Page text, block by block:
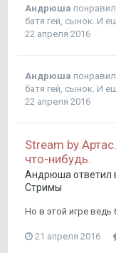
Андрюша
батя гей, сынок. И
22 апреля 2016
Андрюша
батя гей, сынок. И
22 апреля 2016
Stream by
что-нибудь.
Андрюша ответил
Стримы
Но в этой игре ведь
21 апреля 2016